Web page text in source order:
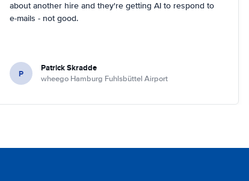
about another hire and they're getting AI to respond to
e-mails - not good.
P Patrick Skradde
wheego Hamburg Fuhlsbüttel Airport